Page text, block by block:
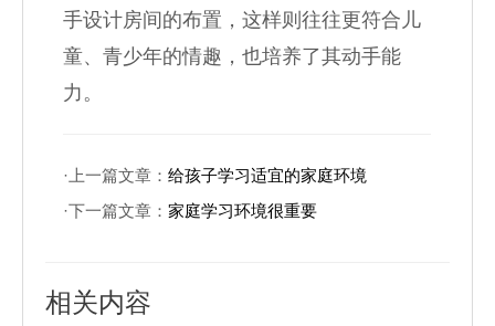
手设计房间的布置，这样则往往更符合儿
童、青少年的情趣，也培养了其动手能
力。
·上一篇文章： 给孩子学习适宜的家庭环境
·下一篇文章： 家庭学习环境很重要
相关内容